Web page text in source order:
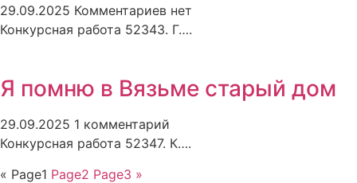
29.09.2025 Комментариев нет
Конкурсная работа 52343. Г….
Я помню в Вязьме старый дом
29.09.2025 1 комментарий
Конкурсная работа 52347. К….
« Page1 Page2 Page3 »